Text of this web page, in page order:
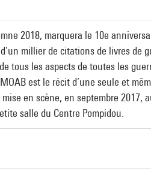
2018, marquera le 10e
millier de citations de livres de
les aspects de toutes les
est le récit d’une seule et
en scène, en septembre 2017,
salle du Centre Pompidou.